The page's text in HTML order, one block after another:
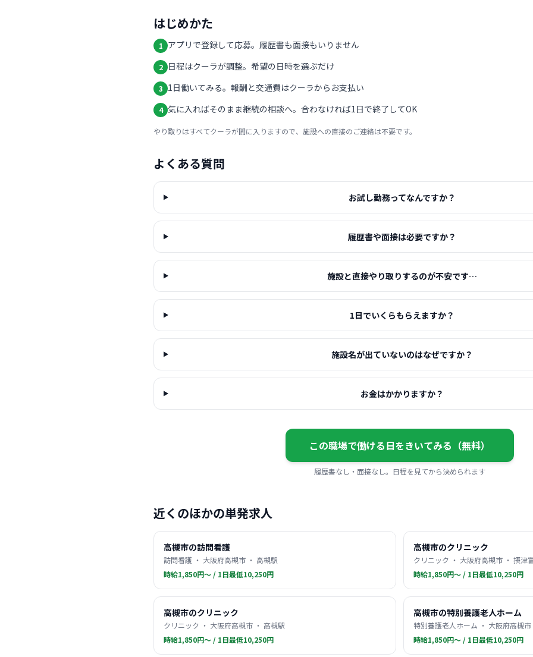
はじめかた
1 アプリで登録して応募。履歴書も面接もいりません
2 日程はクーラが調整。希望の日時を選ぶだけ
3 1日働いてみる。報酬と交通費はクーラからお支払い
4 気に入ればそのまま継続の相談へ。合わなければ1日で終了してOK
やり取りはすべてクーラが間に入りますので、施設への直接のご連絡は不要です。
よくある質問
お試し勤務ってなんですか？
履歴書や面接は必要ですか？
施設と直接やり取りするのが不安です…
1日でいくらもらえますか？
施設名が出ていないのはなぜですか？
お金はかかりますか？
この職場で働ける日をきいてみる（無料）
履歴書なし・面接なし。日程を見てから決められます
近くのほかの単発求人
高槻市の訪問看護
訪問看護 ・ 大阪府高槻市 ・ 高槻駅
時給1,850円〜 / 1日最低10,250円
高槻市のクリニック
クリニック ・ 大阪府高槻市 ・ 摂津
時給1,850円〜 / 1日最低10,250円
高槻市のクリニック
クリニック ・ 大阪府高槻市 ・ 高槻駅
時給1,850円〜 / 1日最低10,250円
高槻市の特別養護老人ホーム
特別養護老人ホーム ・ 大阪府高槻市
時給1,850円〜 / 1日最低10,250円